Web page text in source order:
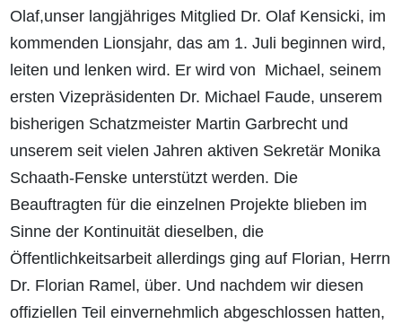
O laf,unser langjähriges Mitglied Dr.Olaf Kensicki, im
kommenden Lionsjahr, das am 1. Juli beginnen wird,
leiten und lenken wird. Er wird von Michael,seinem
erstenVizepräsidenten Dr. Michael Faude, unserem
bisherigen Schatzmeister Martin Garbrecht und
unseremseitvielenJahrenaktiven Sekretär Monika
Schaath-Fenske unterstütztwerden. Die
Beauftragtenfürdieeinzelnen Projekte blieben im
Sinneder Kontinuitätdieselben,die
Öffentlichkeitsarbeitallerdingsgingauf Florian, Herrn
Dr. Florian Ramel, über. Und nachdemwirdiesen
offiziellen Teil einvernehmlich abgeschlossen hatten,